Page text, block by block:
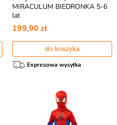
MIRACULUM BIEDRONKA 5-6
lat
199,90 zł
do koszyka
Expresowa wysyłka